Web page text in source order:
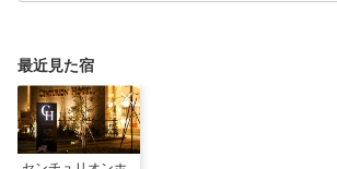
最近見た宿